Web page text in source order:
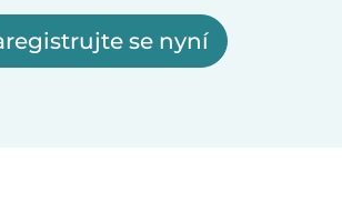
se nyní